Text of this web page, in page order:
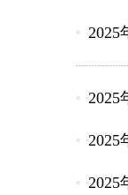
2025
2025
2025
2025